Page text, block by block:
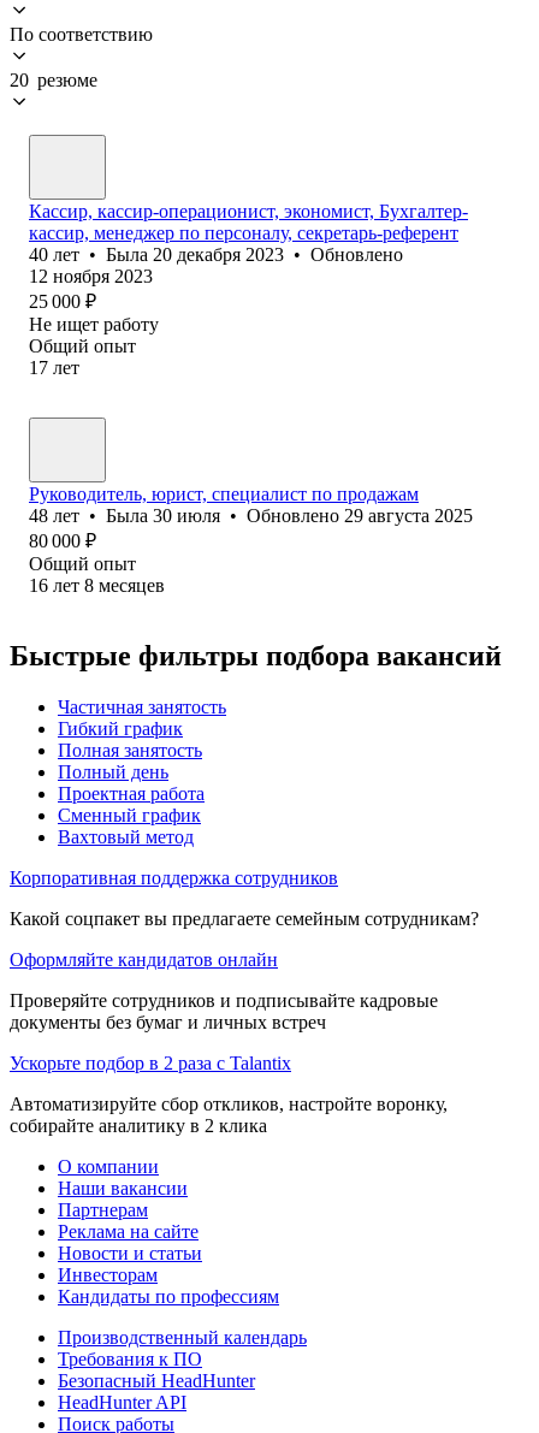
По соответствию
20 резюме
Кассир, кассир-операционист, экономист, Бухгалтер-
кассир, менеджер по персоналу, секретарь-референт
40 лет • Была 20 декабря 2023 • Обновлено
12 ноября 2023
25 000 ₽
Не ищет работу
Общий опыт
17 лет
Руководитель, юрист, специалист по продажам
48 лет • Была 30 июля • Обновлено 29 августа 2025
80 000 ₽
Общий опыт
16 лет 8 месяцев
Быстрые фильтры подбора вакансий
Частичная занятость
Гибкий график
Полная занятость
Полный день
Проектная работа
Сменный график
Вахтовый метод
Корпоративная поддержка сотрудников
Какой соцпакет вы предлагаете семейным сотрудникам?
Оформляйте кандидатов онлайн
Проверяйте сотрудников и подписывайте кадровые
документы без бумаг и личных встреч
Ускорьте подбор в 2 раза с Talantix
Автоматизируйте сбор откликов, настройте воронку,
собирайте аналитику в 2 клика
О компании
Наши вакансии
Партнерам
Реклама на сайте
Новости и статьи
Инвесторам
Кандидаты по профессиям
Производственный календарь
Требования к ПО
Безопасный HeadHunter
HeadHunter API
Поиск работы